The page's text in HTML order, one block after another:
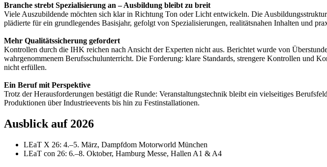
Branche strebt Spezialisierung an – Ausbildung bleibt zu breit
Viele Auszubildende möchten sich klar in Richtung Ton oder Licht entwickeln. Die
plädierte für ein grundlegendes Basisjahr, gefolgt von Spezialisierungen, realitätsnahen Inhalten und
Mehr Qualitätssicherung gefordert
Kontrollen durch die IHK reichen nach Ansicht der Experten nicht aus. Berichtet wurde von
wahrgenommenem Berufsschulunterricht. Die Forderung: klare Standards, strengere Kontrollen und
nicht erfüllen.
Ein Beruf mit Perspektive
Trotz der Herausforderungen bestätigt die Runde: Veranstaltungstechnik bleibt ein vielseitiges
Produktionen über Industrieevents bis hin zu Festinstallationen.
Ausblick auf 2026
LEaT X 26: 4.–5. März, Dampfdom Motorworld München
LEaT con 26: 6.–8. Oktober, Hamburg Messe, Hallen A1 & A4